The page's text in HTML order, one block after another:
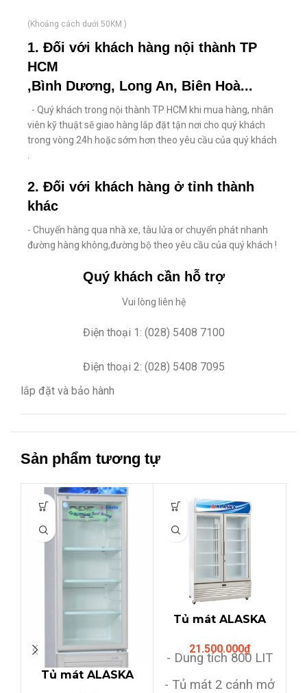
(Khoảng cách dưới 50KM )
1. Đối với khách hàng nội thành TP
HCM
,Bình Dương, Long An, Biên Hoà...
- Quý khách trong nội thành TP HCM khi mua hàng, nhân
viên kỹ thuật sẽ giao hàng lắp đặt tận nơi cho quý khách
trong vòng 24h hoặc sớm hơn theo yêu cầu của quý khách
.
2. Đối với khách hàng ở tỉnh thành
khác
- Chuyển hàng qua nhà xe, tàu lửa or chuyển phát nhanh
đường hàng không,đường bộ theo yêu cầu của quý khách !
Quý khách cần hỗ trợ
Vui lòng liên hệ
Điện thoại 1: (028) 5408 7100
Điện thoại 2: (028) 5408 7095
lắp đặt và bảo hành
Sản phẩm tương tự
Tủ mát ALASKA
Tủ mát ALASKA
lạnh ống
đồng,hiển thị nhiệt
độ)
21.500.000₫
- Dung tích 800 LIT
- Tủ mát 2 cánh mở